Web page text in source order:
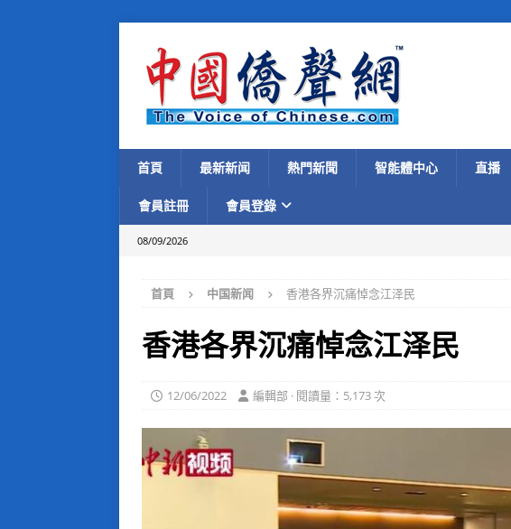
首頁 最新新闻 熱門新聞 智能體中心 直播
會員註冊 會員登錄
08/09/2026
首頁 中国新闻 香港各界沉痛悼念江泽民
香港各界沉痛悼念江泽民
12/06/2022 編輯部 · 閱讀量：5,173 次